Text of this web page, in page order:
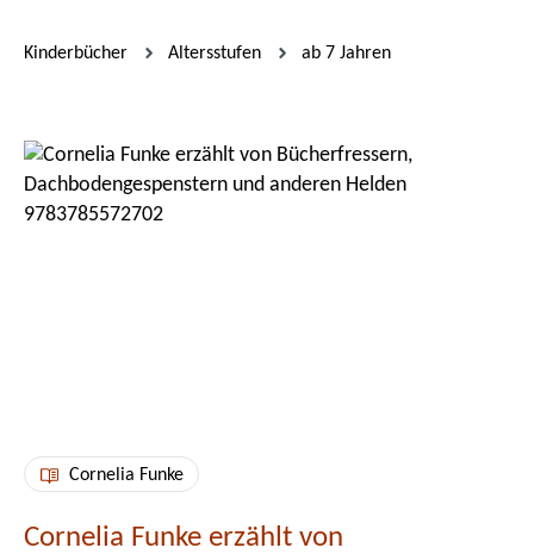
Kinderbücher Altersstufen ab 7 Jahren
Bildergalerie überspringen
Cornelia Funke
Cornelia Funke erzählt von